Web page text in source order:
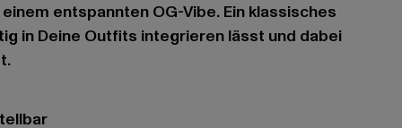
entspannten OG-Vibe. Ein klassisches
in Deine Outfits integrieren lässt und dabei